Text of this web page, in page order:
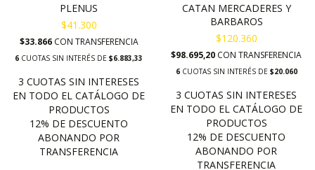
PLENUS
$41.300
$33.866 CON TRANSFERENCIA
6 CUOTAS SIN INTERÉS DE $6.883,33
CATAN MERCADERES Y
BARBAROS
$120.360
$98.695,20 CON TRANSFERENCIA
6CUOTAS SIN INTERÉS DE $20.060